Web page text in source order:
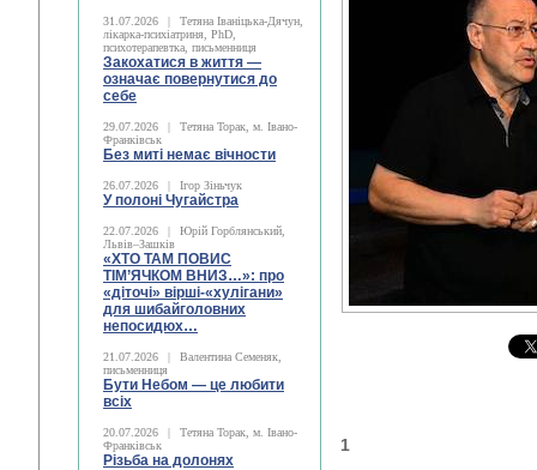
31.07.2026 |
Тетяна Іваніцька-Дячун,
лікарка-психіатриня, PhD,
психотерапевтка, письменниця
Закохатися в життя —
означає повернутися до
себе
29.07.2026 |
Тетяна Торак, м. Івано-
Франківськ
Без миті немає вічности
26.07.2026 | Ігор Зіньчук
У полоні Чугайстра
22.07.2026 |
Юрій Горблянський,
Львів–Зашків
«ХТО ТАМ ПОВИС
ТІМ’ЯЧКОМ ВНИЗ…»: про
«діточі» вірші-«хулігани»
для шибайголовних
непосидюх…
21.07.2026 |
Валентина Семеняк,
письменниця
Бути Небом ― це любити
всіх
20.07.2026 |
Тетяна Торак, м. Івано-
Франківськ
Різьба на долонях
1